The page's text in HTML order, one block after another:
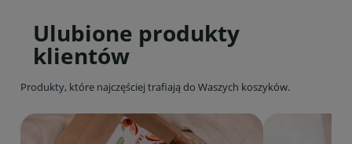
Ulubione produkty
klientów
Produkty, które najczęściej trafiają do Waszych koszyków.